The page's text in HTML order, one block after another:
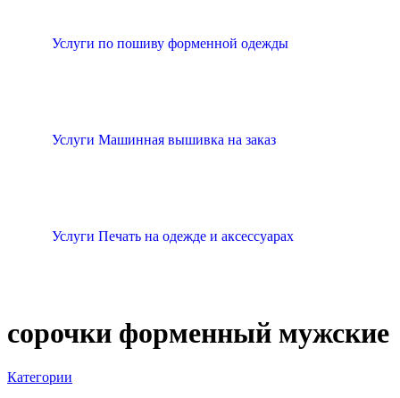
Услуги по пошиву форменной одежды
Услуги Машинная вышивка на заказ
Услуги Печать на одежде и аксессуарах
сорочки форменный мужские
Категории